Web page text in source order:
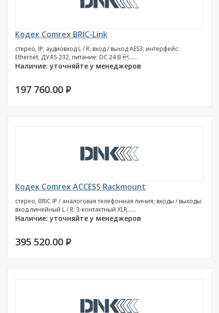
Кодек Comrex BRIC-Link
стерео, IP; аудиовход L / R; вход / выход AES3; интерфейс:
Ethernet; ДУ RS-232, питание: DС 24 В ......
Наличие: уточняйте у менеджеров
197 760.00 P
Кодек Comrex ACCESS Rackmount
стерео, BRIC IP / аналоговая телефонная линия; входы / выходы:
вход линейный L / R: 3-контактный XLR......
Наличие: уточняйте у менеджеров
395 520.00 P